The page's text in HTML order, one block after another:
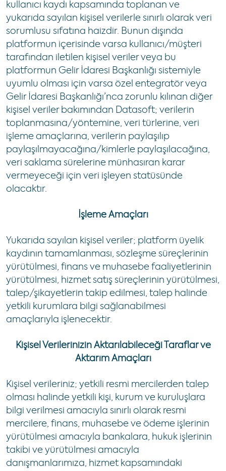
kullanıcı kaydı kapsamında toplanan ve
yukarıda sayılan kişisel verilerle sınırlı olarak veri
sorumlusu sıfatına haizdir. Bunun dışında
platformun içerisinde varsa kullanıcı/müşteri
tarafından iletilen kişisel veriler veya bu
platformun Gelir İdaresi Başkanlığı sistemiyle
uyumlu olması için varsa özel entegratör veya
Gelir İdaresi Başkanlığı’nca zorunlu kılınan diğer
kişisel veriler bakımından Datasoft; verilerin
toplanmasına/yöntemine, veri türlerine, veri
işleme amaçlarına, verilerin paylaşılıp
paylaşılmayacağına/kimlerle paylaşılacağına,
veri saklama sürelerine münhasıran karar
vermeyeceği için veri işleyen statüsünde
olacaktır.
İşleme Amaçları
Yukarıda sayılan kişisel veriler; platform üyelik
kaydının tamamlanması, sözleşme süreçlerinin
yürütülmesi, finans ve muhasebe faaliyetlerinin
yürütülmesi, hizmet satış süreçlerinin yürütülmesi,
talep/şikayetlerin takip edilmesi, talep halinde
yetkili kurumlara bilgi sağlanabilmesi
amaçlarıyla işlenecektir.
Kişisel Verilerinizin Aktarılabileceği Taraflar ve
Aktarım Amaçları
Kişisel verileriniz; yetkili resmi mercilerden talep
olması halinde yetkili kişi, kurum ve kuruluşlara
bilgi verilmesi amacıyla sınırlı olarak resmi
mercilere, finans, muhasebe ve ödeme işlerinin
yürütülmesi amacıyla bankalara, hukuk işlerinin
takibi ve yürütülmesi amacıyla
danışmanlarımıza, hizmet kapsamındaki